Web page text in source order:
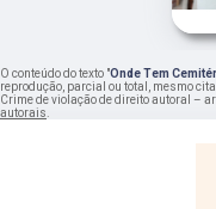
O conteúdo do texto "Onde Tem
reprodução, parcial ou total, mesmo
Crime de violação de direito autoral –
autorais